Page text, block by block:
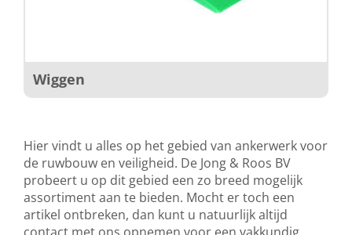
Wiggen
Hier vindt u alles op het gebied van ankerwerk voor
de ruwbouw en veiligheid. De Jong & Roos BV
probeert u op dit gebied een zo breed mogelijk
assortiment aan te bieden. Mocht er toch een
artikel ontbreken, dan kunt u natuurlijk altijd
contact met ons opnemen voor een vakkundig